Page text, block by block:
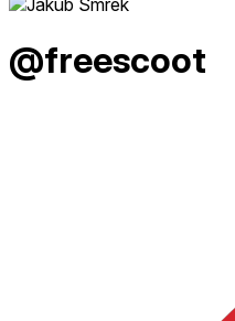
@freescoot